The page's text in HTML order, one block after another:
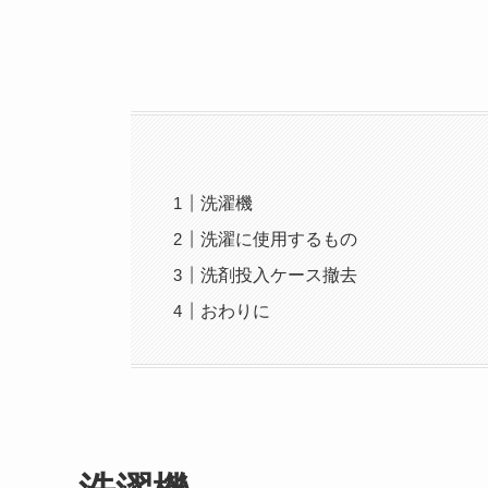
洗濯機
洗濯に使用するもの
洗剤投入ケース撤去
おわりに